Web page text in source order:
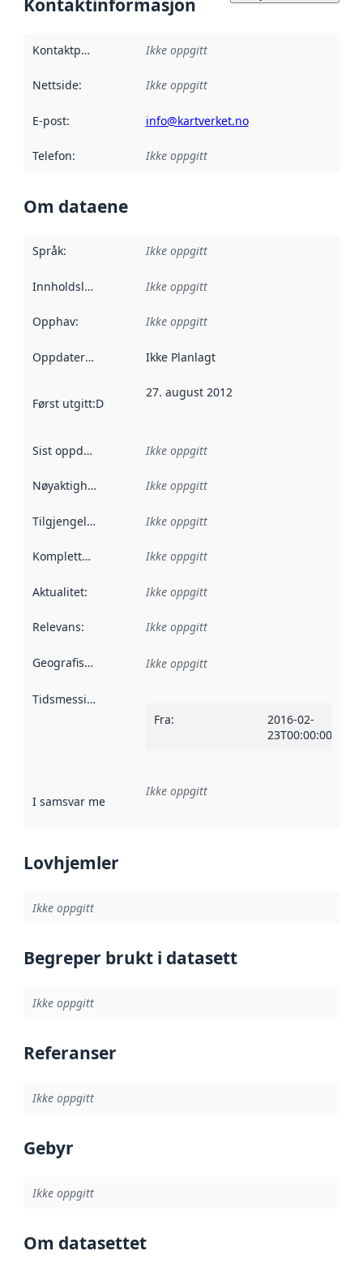
Kontaktinformasjon
Kontaktpunkt Ikke oppgitt
Nettside: Ikke oppgitt
E-post: info@kartverket.no
Telefon: Ikke oppgitt
Om dataene
Språk: Ikke oppgitt
Innholdsleverandører :
Ikke oppgitt
Opphav: Ikke oppgitt
Oppdateringsfrekvens :
Ikke Planlagt
Først utgitt:Denne datoen sier når dataene i dette
27. august 2012
Sist oppdatert Ikke oppgitt
Nøyaktighet Ikke oppgitt
Tilgjengelighet Ikke oppgitt
Kompletthet Ikke oppgitt
Aktualitet: Ikke oppgitt
Relevans: Ikke oppgitt
Geografisk avgrensning :
Ikke oppgitt
Tidsmessig avgrensning
Fra:
2016-02-
23T00:00:00Z
I samsvar med Referanse til en implementasjonsregel
Ikke oppgitt
Lovhjemler
Ikke oppgitt
Begreper brukt i datasett
Ikke oppgitt
Referanser
Ikke oppgitt
Gebyr
Ikke oppgitt
Om datasettet